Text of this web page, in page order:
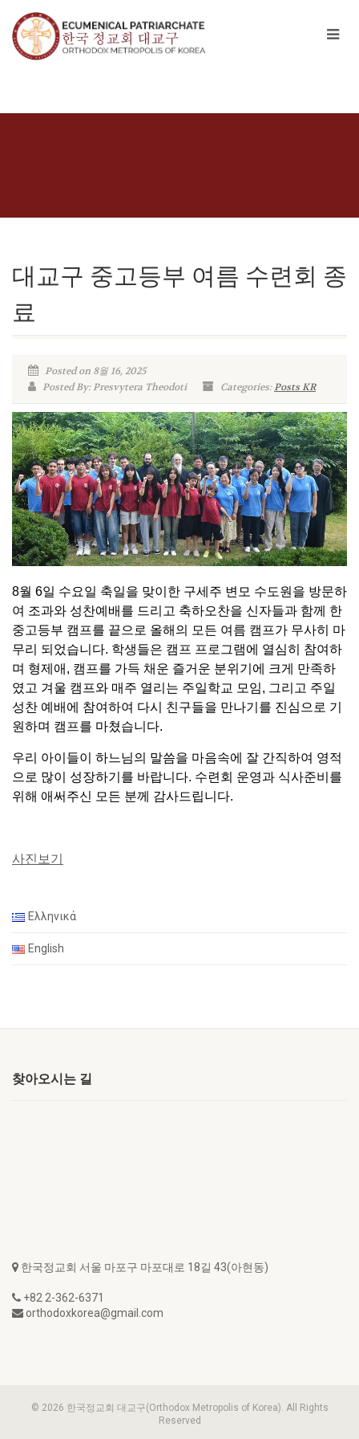
대교구 중고등부 여름 수련회 종
료
Posted on 8월 16, 2025
Posted By: Presvytera Theodoti
Categories:Posts KR
8월 6일 수요일 축일을 맞이한 구세주 변모 수도원을 방문하
여 조과와 성찬예배를 드리고 축하오찬을 신자들과 함께 한
중고등부 캠프를 끝으로 올해의 모든 여름 캠프가 무사히 마
무리 되었습니다. 학생들은 캠프 프로그램에 열심히 참여하
며 형제애, 캠프를 가득 채운 즐거운 분위기에 크게 만족하
였고 겨울 캠프와 매주 열리는 주일학교 모임, 그리고 주일
성찬 예배에 참여하여 다시 친구들을 만나기를 진심으로 기
원하며 캠프를 마쳤습니다.
우리 아이들이 하느님의 말씀을 마음속에 잘 간직하여 영적
으로 많이 성장하기를 바랍니다. 수련회 운영과 식사준비를
위해 애써주신 모든 분께 감사드립니다.
사진보기
Ελληνικά
English
찾아오시는 길
한국정교회 서울 마포구 마포대로 18길 43(아현동)
+82 2-362-6371
orthodoxkorea@gmail.com
© 2026 한국정교회 대교구(Orthodox Metropolis of Korea). All Rights
Reserved